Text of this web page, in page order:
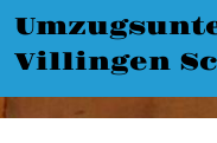
Villingen